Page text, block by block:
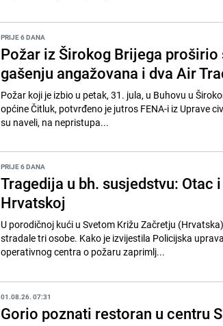
PRIJE 6 DANA
Požar iz Širokog Brijega
gašenju angažovana i dva Air
Požar koji je izbio u petak, 31. jula, u Buhovu u
općine Čitluk, potvrđeno je jutros FENA-i iz Uprave
su naveli, na nepristupa...
PRIJE 6 DANA
Tragedija u bh. susjedstvu: Otac
Hrvatskoj
U porodičnoj kući u Svetom Križu Začretju
stradale tri osobe. Kako je izvijestila Policijska
operativnog centra o požaru zaprimlj...
01.08.26. 07:31
Gorio poznati restoran u centru